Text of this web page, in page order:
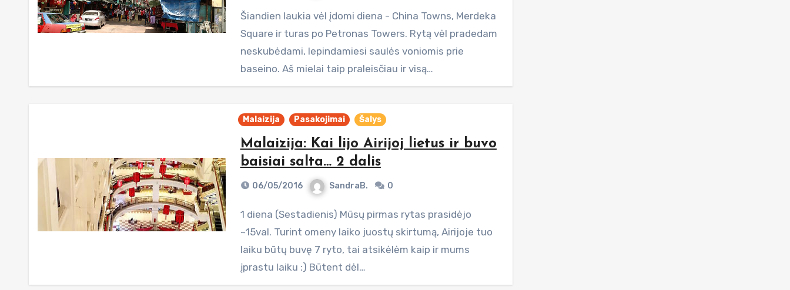
Šiandien laukia vėl įdomi diena - China Towns, Merdeka
Square ir turas po Petronas Towers. Rytą vėl pradedam
neskubėdami, lepindamiesi saulės voniomis prie
baseino. Aš mielai taip praleisčiau ir visą…
Malaizija Pasakojimai Šalys
Malaizija: Kai lijo Airijoj lietus ir buvo
baisiai salta… 2 dalis
06/05/2016 SandraB. 0
1 diena (Sestadienis) Mūsų pirmas rytas prasidėjo
~15val. Turint omeny laiko juostų skirtumą, Airijoje tuo
laiku būtų buvę 7 ryto, tai atsikėlėm kaip ir mums
įprastu laiku :) Būtent dėl…